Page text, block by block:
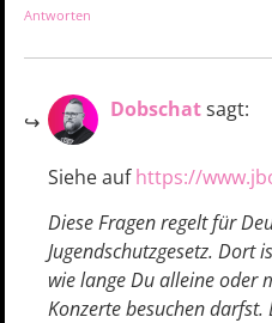
Antworten
Dobschatsagt:
Siehe aufhttps://
Diese Fragen regelt für
Jugendschutzgesetz. Dort
wie lange Du alleine oder
Konzerte besuchen darfst.